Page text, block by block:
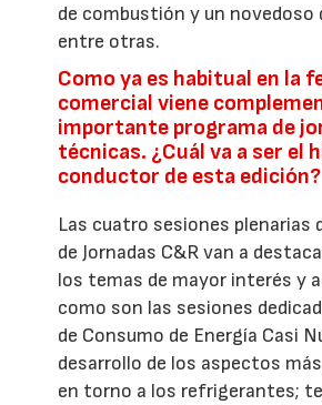
de combustión y un
entre otras.
Como ya es habitual en la
comercial viene
importante programa de
técnicas. ¿Cuál va a ser el
conductor de esta edición?
Las cuatro sesiones plenarias
de Jornadas C&R van a
los temas de mayor interés y
como son las sesiones
de Consumo de Energía Casi
desarrollo de los aspectos
en torno a los refrigerantes;